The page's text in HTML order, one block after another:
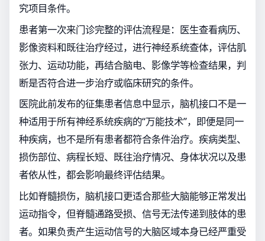
究项目条件。
患者第一次来门诊完整的评估流程是：医生查看病历、
影像资料和既往治疗经过，进行神经系统查体，评估肌
张力、运动功能，再结合脑电、影像学等检查结果，判
断是否符合进一步治疗或临床研究的条件。
医院此前发布的征集患者信息中显示，脑机接口不是一
种适用于所有神经系统疾病的“万能技术”，即便是同一
种疾病，也不是所有患者都符合条件治疗。疾病类型、
损伤部位、病程长短、既往治疗情况、身体状况以及患
者依从性，都会影响最终评估结果。
比如脊髓损伤，脑机接口更适合那些大脑能够正常发出
运动指令，但脊髓通路受损、信号无法传递到肢体的患
者。如果负责产生运动信号的大脑区域本身已经严重受